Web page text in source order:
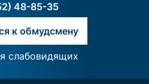
48-85-35
к обмудсмену
слабовидящих